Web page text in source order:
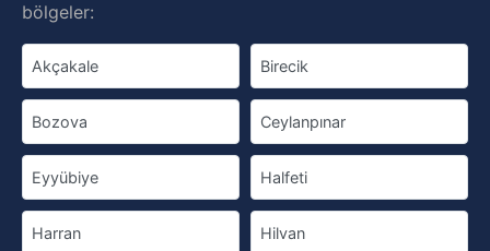
bölgeler:
Akçakale Birecik
Bozova Ceylanpınar
Eyyübiye Halfeti
Harran Hilvan